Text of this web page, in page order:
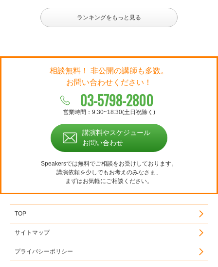
ランキングをもっと見る
相談無料！ 非公開の講師も多数。
お問い合わせください！
03-5798-2800
営業時間：9:30~18:30(土日祝除く)
講演料やスケジュール
お問い合わせ
Speakersでは無料でご相談をお受けしております。
講演依頼を少しでもお考えのみなさま、
まずはお気軽にご相談ください。
TOP
サイトマップ
プライバシーポリシー